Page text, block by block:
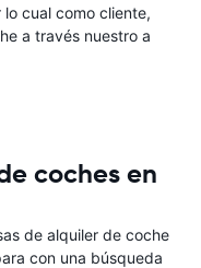
cual como cliente,
a través nuestro a
coches en
de alquiler de coche
con una búsqueda